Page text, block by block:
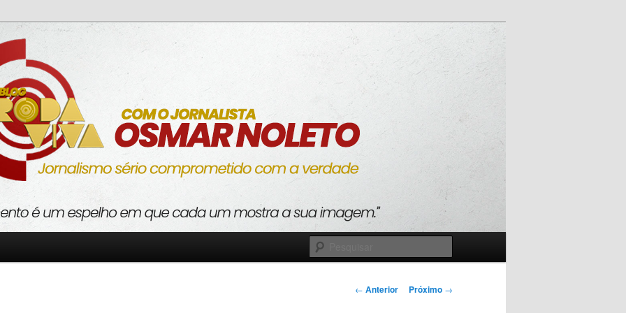
a verdade
Navegação
← Anterior Próximo →